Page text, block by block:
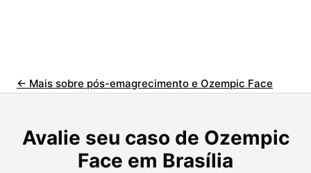
← Mais sobre pós-emagrecimento e Ozempic Face
Avalie seu caso de Ozempic
Face em Brasília